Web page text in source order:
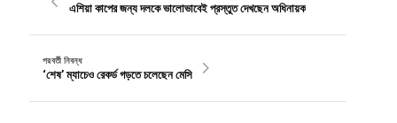
এশিয়া কাপের জন্য দলকে ভালোভাবেই প্রস্তুত দেখছেন অধিনায়ক
পরবর্তী নিবন্ধ
‘শেষ’ ম্যাচেও রেকর্ড গড়তে চলেছেন মেসি